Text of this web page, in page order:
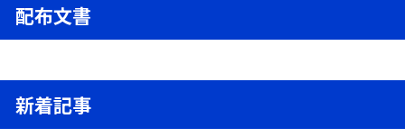
配布文書
新着記事